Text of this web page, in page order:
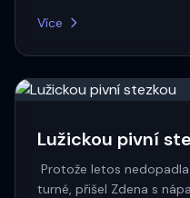
Více
Lužickou pivní
Protože letos
turné, přišel Zdena s